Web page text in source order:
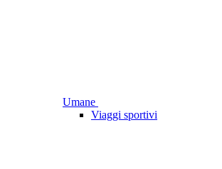
Umane
Viaggi sportivi